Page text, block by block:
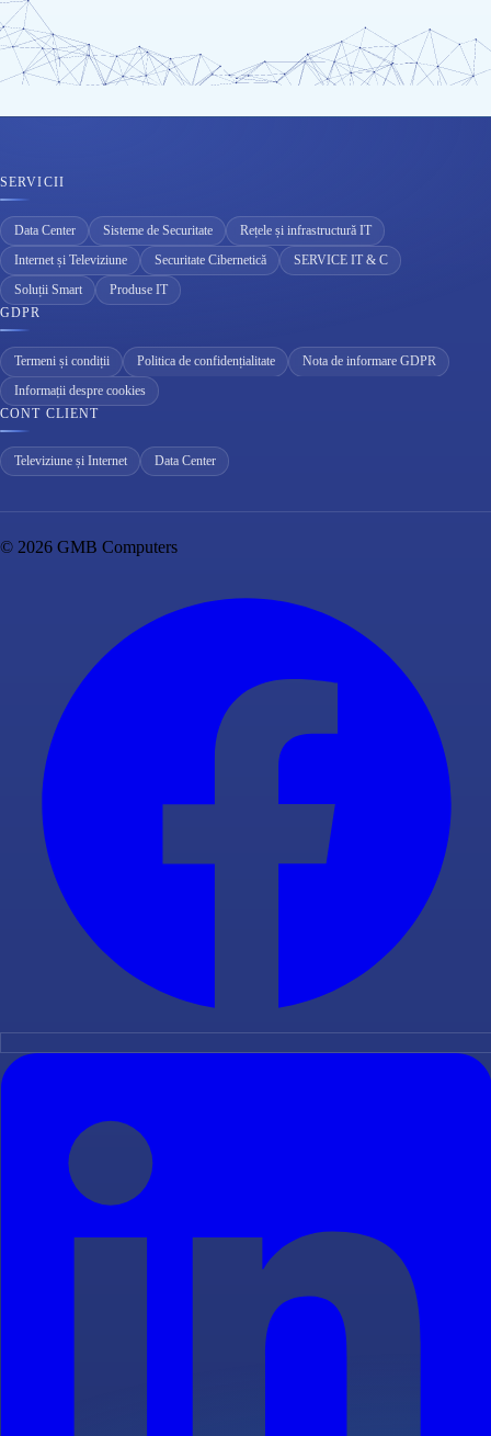
SERVICII
Data Center Sisteme de Securitate
Rețele și infrastructură IT
Internet și Televiziune
Securitate Cibernetică
SERVICE IT & C
Soluții Smart
Produse IT
GDPR
Termeni și condiții Politica de confidențialitate
Nota de informare GDPR
Informații despre cookies
CONT CLIENT
Televiziune și Internet Data Center
© 2026 GMB Computers